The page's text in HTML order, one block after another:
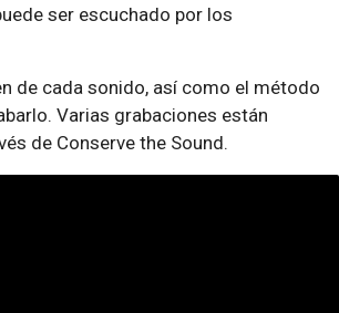
ser escuchado por los
de cada sonido, así como el método
Varias grabaciones están
de Conserve the Sound.